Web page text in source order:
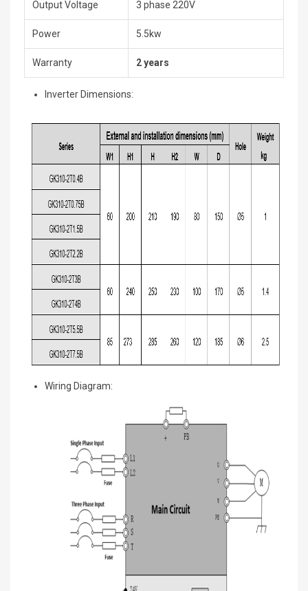
Output Voltage 3 phase 220V
Power 5.5kw
Warranty 2 years
Inverter Dimensions:
Wiring Diagram: